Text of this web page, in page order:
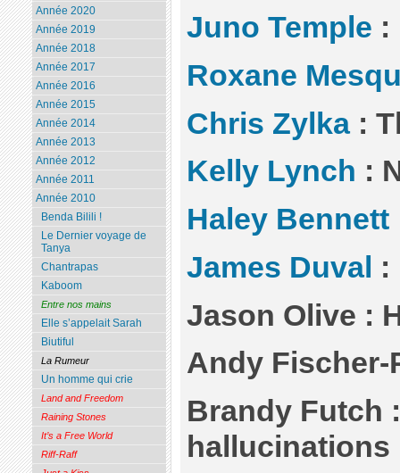
Juno Temple :
Roxane
Chris Zylka:
Kelly Lynch :
Haley Bennett
James Duval :
Jason Olive :
Andy Fischer-
Brandy Futch
hallucinations
Année 2020
Année 2019
Année 2018
Année 2017
Année 2016
Année 2015
Année 2014
Année 2013
Année 2012
Année 2011
Année 2010
Benda Bilili !
Le Dernier voyage de
Tanya
Chantrapas
Kaboom
Entre nos mains
Elle s’appelait Sarah
Biutiful
La Rumeur
Un homme qui crie
Land and Freedom
Raining Stones
It’s a Free World
Riff-Raff